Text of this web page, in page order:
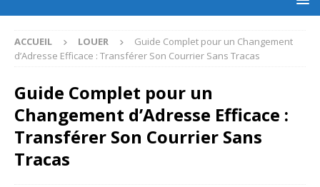
ACCUEIL LOUER
Guide Complet pour un Changement
d’Adresse Efficace : Transférer Son Courrier Sans Tracas
Guide Complet pour un
Changement d’Adresse Efficace :
Transférer Son Courrier Sans
Tracas